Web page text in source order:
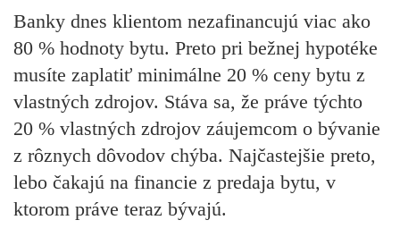
Banky dnes klientom nezafinancujú viac ako
80 % hodnoty bytu. Preto pri bežnej hypotéke
musíte zaplatiť minimálne 20 % ceny bytu z
vlastných zdrojov. Stáva sa, že práve týchto
20 % vlastných zdrojov záujemcom o bývanie
z rôznych dôvodov chýba. Najčastejšie preto,
lebo čakajú na financie z predaja bytu, v
ktorom práve teraz bývajú.